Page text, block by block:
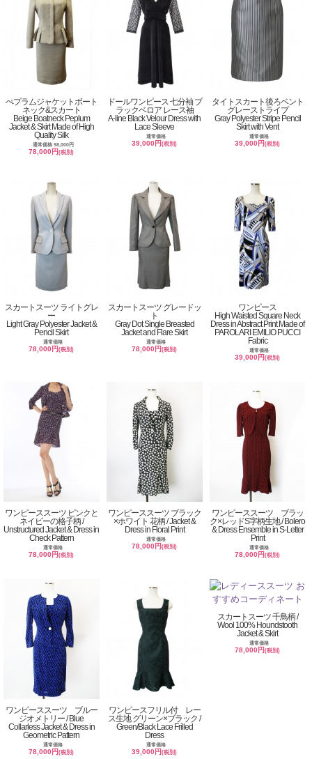
ぺプラムジャケットボート
ネック&スカート
Beige Boatneck Peplum
Jacket & Skirt Made of High
Quality Silk
通常価格 98,000円
78,000円(税別)
ドールワンピース 七分袖 ブ
ラックベロア レース袖
A-line Black Velour Dress with
Lace Sleeve
通常価格
39,000円(税別)
タイトスカート後ろベント
グレーストライプ
Gray Polyester Stripe Pencil
Skirt with Vent
通常価格
39,000円(税別)
スカートスーツ ライトグレ
ー
Light Gray Polyester Jacket &
Pencil Skirt
通常価格
78,000円(税別)
スカートスーツ グレードッ
ト
Gray Dot Single Breasted
Jacket and Flare Skirt
通常価格
78,000円(税別)
ワンピース
High Waisted Square Neck
Dress in Abstract Print Made of
PAROLARI EMILIO PUCCI
Fabric
通常価格
39,000円(税別)
ワンピーススーツ ピンクと
ネイビーの格子柄 /
Unstructured Jacket & Dress in
Check Pattern
通常価格
78,000円(税別)
ワンピーススーツ ブラック
×ホワイト 花柄 / Jacket &
Dress in Floral Print
通常価格
78,000円(税別)
ワンピーススーツ ブラッ
ク×レッドS字柄生地 / Bolero
& Dress Ensemble in S-Letter
Print
通常価格
78,000円(税別)
ワンピーススーツ ブルー
ジオメトリー / Blue
Collarless Jacket & Dress in
Geometric Pattern
通常価格
78,000円(税別)
ワンピースフリル付 レー
ス生地 グリーン×ブラック /
Green/Black Lace Frilled
Dress
通常価格
39,000円(税別)
スカートスーツ 千鳥柄 /
Wool 100% Houndstooth
Jacket & Skirt
通常価格
78,000円(税別)